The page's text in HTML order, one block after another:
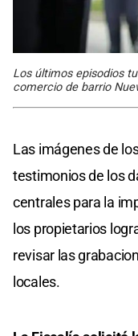
Los últimos episodios
comercio de barrio
Las imágenes de
testimonios de los
centrales para la
los propietarios
revisar las
locales.